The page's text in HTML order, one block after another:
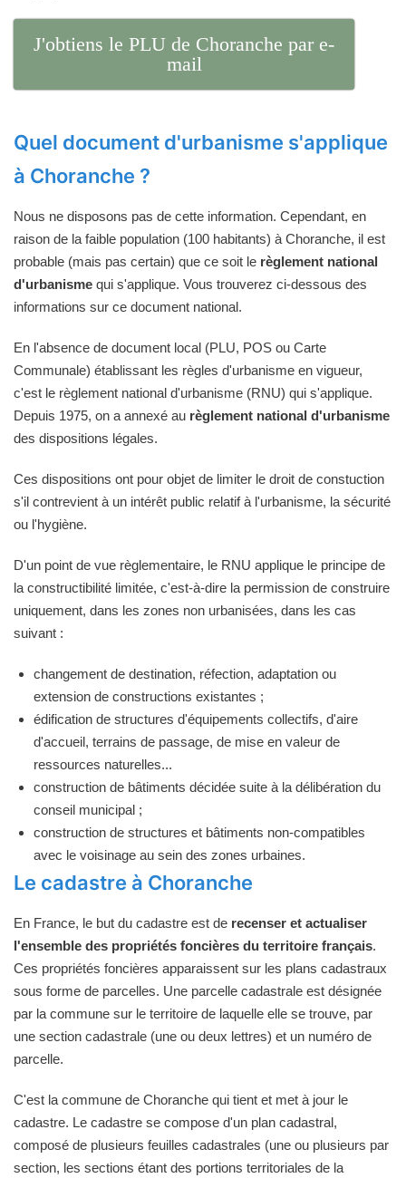
J'obtiens le PLU de Choranche par e-
mail
Quel document d'urbanisme s'applique
à Choranche ?
Nous ne disposons pas de cette information. Cependant, en
raison de la faible population (100 habitants) à Choranche, il est
probable (mais pas certain) que ce soit le règlement national
d'urbanisme qui s'applique. Vous trouverez ci-dessous des
informations sur ce document national.
En l'absence de document local (PLU, POS ou Carte
Communale) établissant les règles d'urbanisme en vigueur,
c'est le règlement national d'urbanisme (RNU) qui s'applique.
Depuis 1975, on a annexé au règlement national d'urbanisme
des dispositions légales.
Ces dispositions ont pour objet de limiter le droit de constuction
s'il contrevient à un intérêt public relatif à l'urbanisme, la sécurité
ou l'hygiène.
D'un point de vue règlementaire, le RNU applique le principe de
la constructibilité limitée, c'est-à-dire la permission de construire
uniquement, dans les zones non urbanisées, dans les cas
suivant :
changement de destination, réfection, adaptation ou
extension de constructions existantes ;
édification de structures d'équipements collectifs, d'aire
d'accueil, terrains de passage, de mise en valeur de
ressources naturelles...
construction de bâtiments décidée suite à la délibération du
conseil municipal ;
construction de structures et bâtiments non-compatibles
avec le voisinage au sein des zones urbaines.
Le cadastre à Choranche
En France, le but du cadastre est de recenser et actualiser
l'ensemble des propriétés foncières du territoire français.
Ces propriétés foncières apparaissent sur les plans cadastraux
sous forme de parcelles. Une parcelle cadastrale est désignée
par la commune sur le territoire de laquelle elle se trouve, par
une section cadastrale (une ou deux lettres) et un numéro de
parcelle.
C'est la commune de Choranche qui tient et met à jour le
cadastre. Le cadastre se compose d'un plan cadastral,
composé de plusieurs feuilles cadastrales (une ou plusieurs par
section, les sections étant des portions territoriales de la